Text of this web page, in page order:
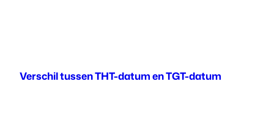
Verschil tussen THT-datum en TGT-datum